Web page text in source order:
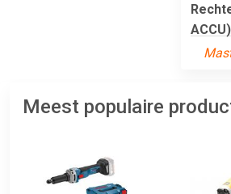
ACCU)
Meest populaire